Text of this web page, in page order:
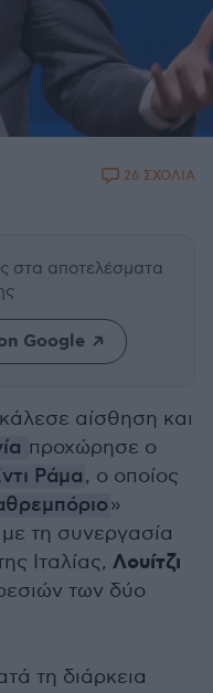
26 ΣΧΟΛΙΑ
στα αποτελέσματα
Google
αίσθηση και
προχώρησε ο
Ράμα, ο οποίος
»
τη συνεργασία
Ιταλίας, Λουίτζι
των δύο
τη διάρκεια